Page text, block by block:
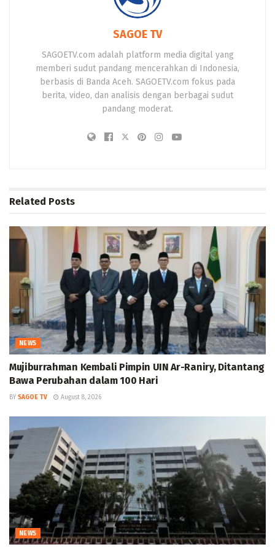
SAGOE TV
SAGOETV.com adalah platform media digital yang
memberi sudut pandang mencerahkan di Indonesia,
berbasis di Banda Aceh. SAGOETV.com fokus pada
berita, video, dan analisis dengan berbagai sudut
pandang moderat.
Related Posts
NEWS
Mujiburrahman Kembali Pimpin UIN Ar-Raniry, Ditantang
Bawa Perubahan dalam 100 Hari
BY SAGOE TV August 8, 2026
NEWS